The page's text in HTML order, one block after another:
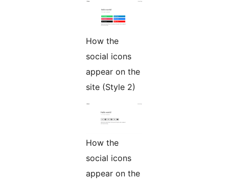
How the
social icons
appear on the
site (Style 2)
How the
social icons
appear on the